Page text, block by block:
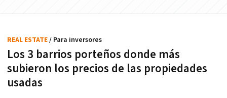
Los 3 barrios porteños donde más
subieron los precios de las propiedades
usadas
REAL ESTATE/ Para inversores